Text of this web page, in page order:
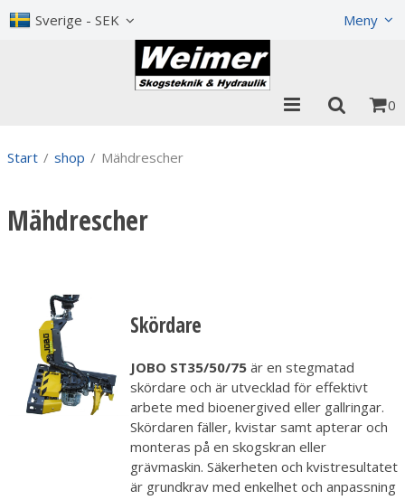
Sverige - SEK Meny
0
Start / shop / Mähdrescher
Mähdrescher
Skördare
JOBO ST35/50/75 är en stegmatad
skördare och är utvecklad för effektivt
arbete med bioenergived eller gallringar.
Skördaren fäller, kvistar samt apterar och
monteras på en skogskran eller
grävmaskin. Säkerheten och kvistresultatet
är grundkrav med enkelhet och anpassning